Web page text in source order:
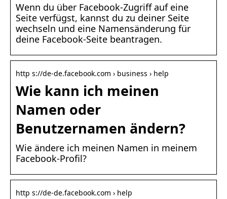
Wenn du über Facebook-Zugriff auf eine
Seite verfügst, kannst du zu deiner Seite
wechseln und eine Namensänderung für
deine Facebook-Seite beantragen.
http s://de-de.facebook.com › business › help
Wie kann ich meinen
Namen oder
Benutzernamen ändern?
Wie ändere ich meinen Namen in meinem
Facebook-Profil?
http s://de-de.facebook.com › help